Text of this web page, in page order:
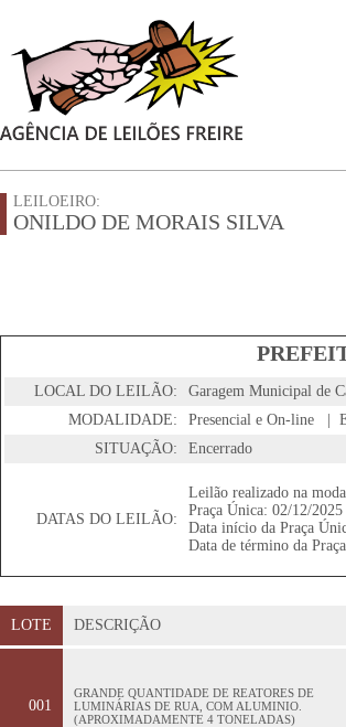
LEILOEIRO:
ONILDO DE MORAIS SILVA
LOCAL DO LEILÃO:
Garagem Municipal de
MODALIDADE:
Presencial e On-line |
SITUAÇÃO:
Encerrado
DATAS DO LEILÃO:
Leilão realizado na
Praça Única: 02/12/2025
Data início da Praça
Data de término da
LOTE DESCRIÇÃO
001
GRANDE QUANTIDADE DE REATORES DE
LUMINÁRIAS DE RUA, COM ALUMINIO.
(APROXIMADAMENTE 4 TONELADAS)